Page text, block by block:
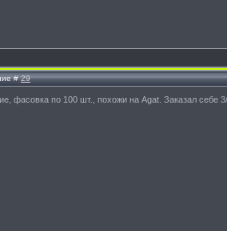
#29
фасовка по 100 шт., похожи на Agat. Заказал себе